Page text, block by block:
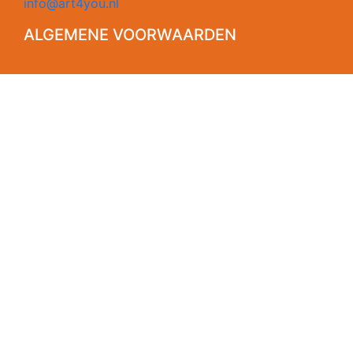
info@art4you.nl
ALGEMENE VOORWAARDEN